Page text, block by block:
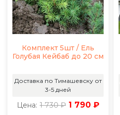
Комплект 5шт / Ель
Голубая Кейбаб до 20 см
Доставка по Тимашевску от
3-5 дней
Цена: 1 730 ₽ 1 790 ₽